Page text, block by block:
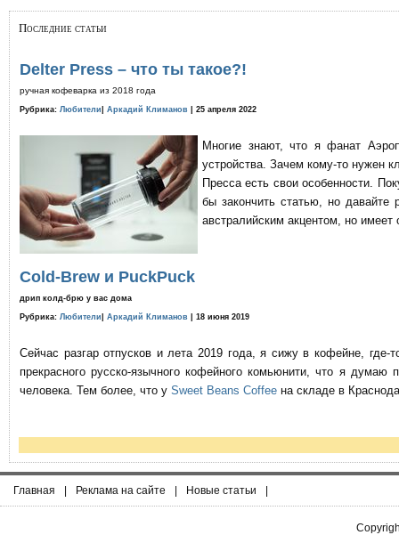
Последние статьи
Delter Press – что ты такое?!
ручная кофеварка из 2018 года
Рубрика: Любители Аркадий Климанов | 25 апреля 2022
Многие знают, что я фанат
устройства. Зачем кому-то нужен
Пресса есть свои особенности.
бы закончить статью, но давайте
австралийским акцентом, но имеет
Cold-Brew и PuckPuck
дрип колд-брю у вас дома
Рубрика: Любители Аркадий Климанов | 18 июня 2019
Сейчас разгар отпусков и лета 2019 года, я сижу в кофейне,
прекрасного русско-язычного кофейного комьюнити, что я
человека. Тем более, что у Sweet Beans Coffee на складе в
Главная | Реклама на сайте | Новые статьи |